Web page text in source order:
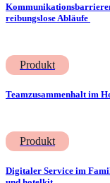
reibungslose Abläufe
Produkt
Teamzusammenhalt im
Produkt
Digitaler Service im